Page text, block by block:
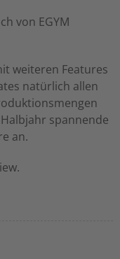
von EGYM
weiteren Features
natürlich allen
spannende
an.